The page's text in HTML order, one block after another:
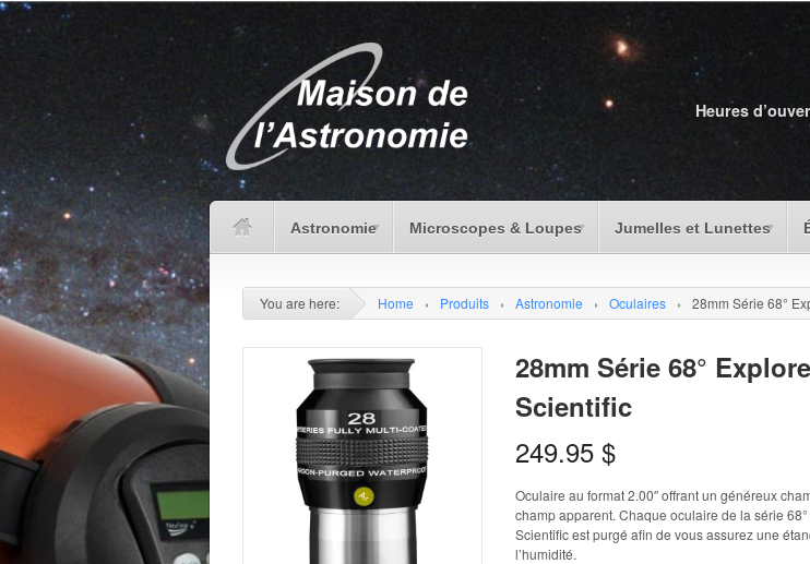
Heures
Astronomie Microscopes & Loupes Jumelles et Lunettes
You are here: Home › Produits › Astronomie › Oculaires › 28mm Série 68°
28mm Série 68° Explore
Scientific
249.95 $
Oculaire au format 2.00″ offrant un généreux
champ apparent. Chaque oculaire de la série 68°
Scientific est purgé afin de vous assurez une
l’humidité.